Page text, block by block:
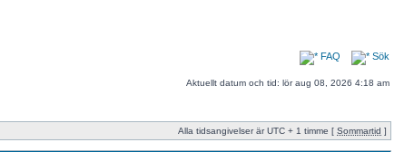
FAQ Sök
Aktuellt datum och tid: lör aug 08, 2026 4:18 am
Alla tidsangivelser är UTC + 1 timme [ Sommartid ]